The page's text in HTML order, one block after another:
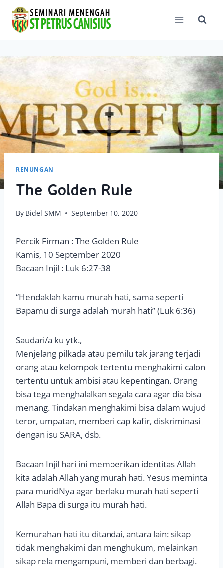
content
RENUNGAN
The Golden Rule
By Bidel SMM September 10, 2020
Percik Firman : The Golden Rule
Kamis, 10 September 2020
Bacaan Injil : Luk 6:27-38
“Hendaklah kamu murah hati, sama seperti
Bapamu di surga adalah murah hati” (Luk 6:36)
Saudari/a ku ytk.,
Menjelang pilkada atau pemilu tak jarang terjadi
orang atau kelompok tertentu menghakimi calon
tertentu untuk ambisi atau kepentingan. Orang
bisa tega menghalalkan segala cara agar dia bisa
menang. Tindakan menghakimi bisa dalam wujud
teror, umpatan, memberi cap kafir, diskriminasi
dengan isu SARA, dsb.
Bacaan Injil hari ini memberikan identitas Allah
kita adalah Allah yang murah hati. Yesus meminta
para muridNya agar berlaku murah hati seperti
Allah Bapa di surga itu murah hati.
Kemurahan hati itu ditandai, antara lain: sikap
tidak menghakimi dan menghukum, melainkan
sikap rela mengampuni, memberi dan berbagi.